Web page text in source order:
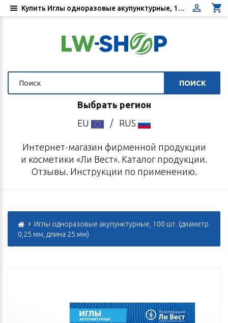
ПОИСК
Выбрать регион
EU
/ RUS
Интернет-магазин фирменной продукции
и косметики «Ли Вест». Каталог продукции.
Отзывы. Инструкции по применению.
Иглы одноразовые акупунктурные, 100 шт. (диаметр
0,25 мм, длина 25 мм)
Купить Иглы одноразовые акупунктурные, 100 шт. диаметр 0,25 мм, длина 25 мм - Цена, отзывы, инструкция по применению - Интернет-магазин «Ли Вест»